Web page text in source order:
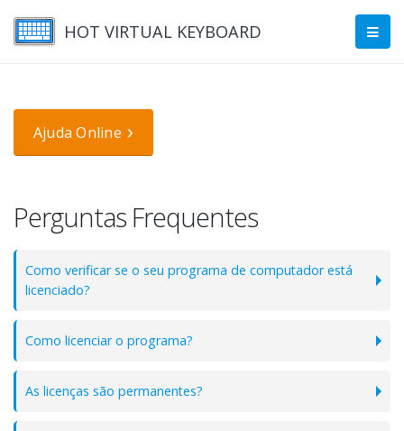
HOT VIRTUAL KEYBOARD
Ajuda Online
Perguntas Frequentes
Como verificar se o seu programa de computador está
licenciado?
Como licenciar o programa?
As licenças são permanentes?